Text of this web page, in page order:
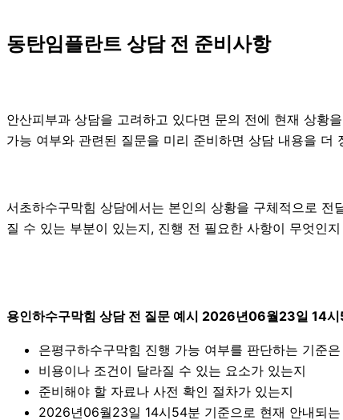
동탄임플란트 상담 전 준비사항
안산피부과 상담을 고려하고 있다면 문의 전에 현재 상황
가능 여부와 관련된 질문을 미리 준비하면 상담 내용을
서초하수구막힘 상담에서는 본인의 상황을 구체적으로
질 수 있는 부분이 있는지, 진행 전 필요한 사항이 무엇인
용인하수구막힘 상담 전 질문 예시 2026년06월23일 14
은평구하수구막힘 진행 가능 여부를 판단하는 기준
비용이나 조건이 달라질 수 있는 요소가 있는지
준비해야 할 자료나 사전 확인 절차가 있는지
2026년06월23일 14시54분 기준으로 현재 안내되는